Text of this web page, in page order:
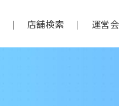
店舗検索 運営